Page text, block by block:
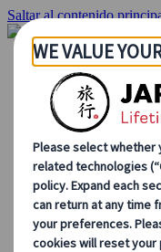
Saltar al contenido
Inicio
Viajes
Viajes a
Viajes de
Fly & Drive
Circuitos
Excursiones
Tours de
Japan Rail Pass
Cómo trabajamos
Sobre
Nuestro